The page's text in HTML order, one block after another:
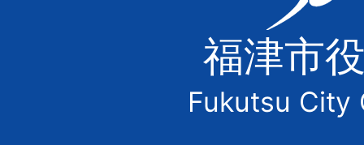
津
市
の
福津市
Fukutsu City